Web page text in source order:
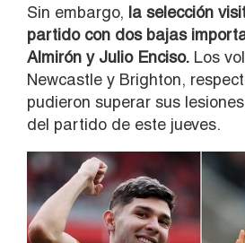
Sin embargo, la selección
partido con dos bajas
Almirón y Julio Enciso. Los
Newcastle y Brighton,
pudieron superar sus
del partido de este jueves.